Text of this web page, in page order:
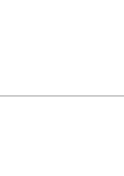
『
ー ア